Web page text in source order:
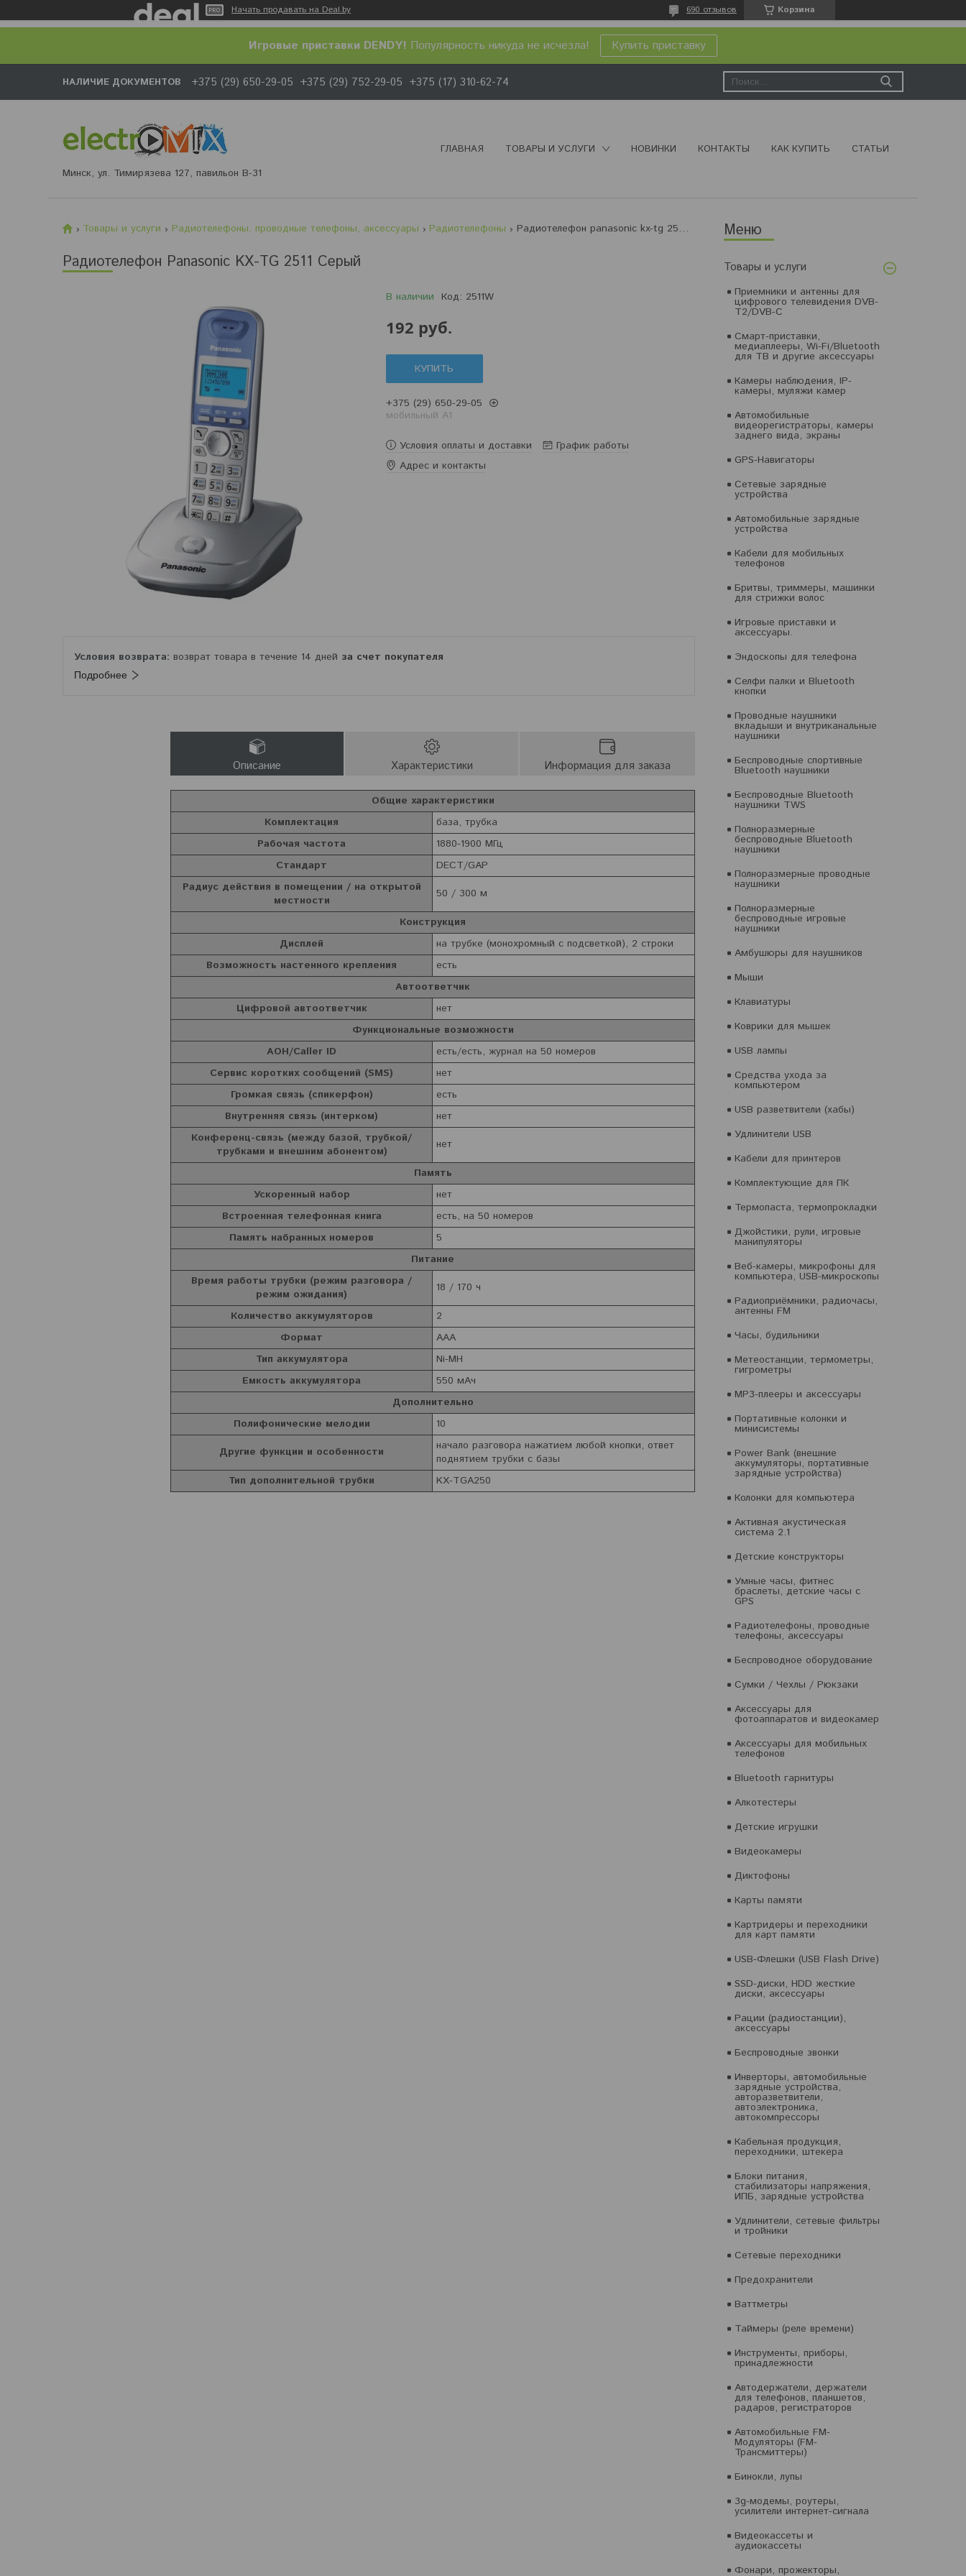
Начать продавать на Deal.by Корзина
690 отзывов
Игровые приставки DENDY! Популярность никуда не исчезла! Купить приставку
НАЛИЧИЕ ДОКУМЕНТОВ +375 (29) 650-29-05 +375 (29) 752-29-05 +375 (17) 310-62-74
Минск, ул. Тимирязева 127, павильон В-31
ГЛАВНАЯ ТОВАРЫ И УСЛУГИ НОВИНКИ КОНТАКТЫ КАК КУПИТЬ СТАТЬИ
Товары и услуги
Приемники и антенны для
цифрового телевидения DVB-
T2/DVB-C
Смарт-приставки,
медиаплееры, Wi-Fi/Bluetooth
для ТВ и другие аксессуары
Камеры наблюдения, IP-
камеры, муляжи камер
Автомобильные
видеорегистраторы, камеры
заднего вида, экраны
GPS-Навигаторы
Сетевые зарядные
устройства
Автомобильные зарядные
устройства
Кабели для мобильных
телефонов
Бритвы, триммеры, машинки
для стрижки волос
Игровые приставки и
аксессуары.
Эндоскопы для телефона
Селфи палки и Bluetooth
кнопки
Проводные наушники
вкладыши и внутриканальные
наушники
Беспроводные спортивные
Bluetooth наушники
Беспроводные Bluetooth
наушники TWS
Полноразмерные
беспроводные Bluetooth
наушники
Полноразмерные проводные
наушники
Полноразмерные
беспроводные игровые
наушники
Амбушюры для наушников
Мыши
Клавиатуры
Коврики для мышек
USB лампы
Средства ухода за
компьютером
USB разветвители (хабы)
Удлинители USB
Кабели для принтеров
Комплектующие для ПК
Термопаста, термопрокладки
Джойстики, рули, игровые
манипуляторы
Веб-камеры, микрофоны для
компьютера, USB-микроскопы
Радиоприёмники, радиочасы,
антенны FM
Часы, будильники
Метеостанции, термометры,
гигрометры
MP3-плееры и аксессуары
Портативные колонки и
минисистемы
Power Bank (внешние
аккумуляторы, портативные
зарядные устройства)
Колонки для компьютера
Активная акустическая
система 2.1
Детские конструкторы
Умные часы, фитнес
браслеты, детские часы с
GPS
Радиотелефоны, проводные
телефоны, аксессуары
Беспроводное оборудование
Сумки / Чехлы / Рюкзаки
Аксессуары для
фотоаппаратов и видеокамер
Аксессуары для мобильных
телефонов
Bluetooth гарнитуры
Алкотестеры
Детские игрушки
Видеокамеры
Диктофоны
Карты памяти
Картридеры и переходники
для карт памяти
USB-Флешки (USB Flash Drive)
SSD-диски, HDD жесткие
диски, аксессуары
Рации (радиостанции),
аксессуары
Беспроводные звонки
Инверторы, автомобильные
зарядные устройства,
авторазветвители,
автоэлектроника,
автокомпрессоры
Кабельная продукция,
переходники, штекера
Блоки питания,
стабилизаторы напряжения,
ИПБ, зарядные устройства
Удлинители, сетевые фильтры
и тройники
Сетевые переходники
Предохранители
Ваттметры
Таймеры (реле времени)
Инструменты, приборы,
принадлежности
Автодержатели, держатели
для телефонов, планшетов,
радаров, регистраторов
Автомобильные FM-
Модуляторы (FM-
Трансмиттеры)
Бинокли, лупы
3g-модемы, роутеры,
усилители интернет-сигнала
Видеокассеты и
аудиокассеты
Фонари, прожекторы,
Товары и услуги Радиотелефоны, проводные телефоны, аксессуары Радиотелефоны Радиотелефон panasonic kx-tg 2511 серый
Радиотелефон Panasonic KX-TG 2511 Серый
В наличии Код: 2511W
192 руб.
КУПИТЬ
+375 (29) 650-29-05
мобильный A1
Условия оплаты и доставки
График работы
Адрес и контакты
возврат товара в течение 14 дней за счет покупателя
Подробнее
Описание Характеристики Информация для заказа
Общие характеристики
Комплектация
база, трубка
Рабочая частота
1880-1900 МГц
Стандарт
DECT/GAP
Радиус действия в помещении / на открытой
местности
50 / 300 м
Конструкция
Дисплей
на трубке (монохромный с подсветкой), 2 строки
Возможность настенного крепления
есть
Автоответчик
Цифровой автоответчик
нет
Функциональные возможности
АОН/Caller ID
есть/есть, журнал на 50 номеров
Сервис коротких сообщений (SMS)
нет
Громкая связь (спикерфон)
есть
Внутренняя связь (интерком)
нет
Конференц-связь (между базой, трубкой/
трубками и внешним абонентом)
нет
Память
Ускоренный набор
нет
Встроенная телефонная книга
есть, на 50 номеров
Память набранных номеров
5
Питание
Время работы трубки (режим разговора /
режим ожидания)
18 / 170 ч
Количество аккумуляторов
2
Формат
AAA
Тип аккумулятора
Ni-MH
Емкость аккумулятора
550 мАч
Дополнительно
Полифонические мелодии
10
Другие функции и особенности
начало разговора нажатием любой кнопки, ответ
поднятием трубки с базы
Тип дополнительной трубки
KX-TGA250